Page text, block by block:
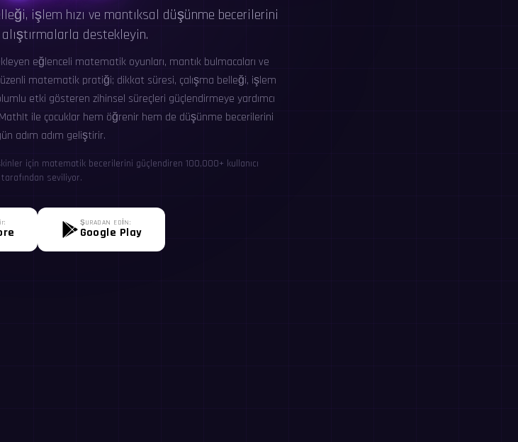
işlem hızı ve mantıksal düşünme becerilerini
destekleyin.
eğlenceli matematik oyunları, mantık bulmacaları ve
matematik pratiği; dikkat süresi, çalışma belleği, işlem
etki gösteren zihinsel süreçleri güçlendirmeye yardımcı
MathIt ile çocuklar hem öğrenir hem de düşünme becerilerini
adım adım geliştirir.
için matematik becerilerini güçlendiren 100,000+ kullanıcı
tarafından seviliyor.
ŞURADAN EDİN:
Google Play